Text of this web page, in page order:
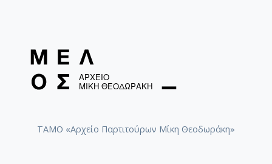
ΤΑΜΟ «Αρχείο Παρτιτούρων Μίκη Θεοδωράκη»